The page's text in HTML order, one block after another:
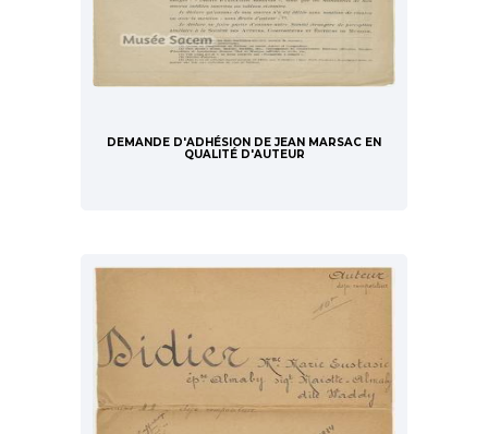
DEMANDE D'ADHÉSION DE JEAN MARSAC EN
QUALITÉ D'AUTEUR